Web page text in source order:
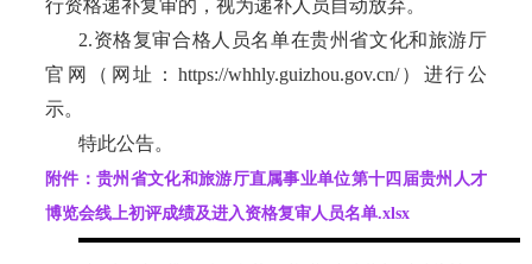
行资格递补复审的，视为递补人员自动放弃。
2.资格复审合格人员名单在贵州省文化和旅游厅
官网（网址：https://whhly.guizhou.gov.cn/）进行公
示。
特此公告。
附件：贵州省文化和旅游厅直属事业单位第十四届贵州人才
博览会线上初评成绩及进入资格复审人员名单.xlsx